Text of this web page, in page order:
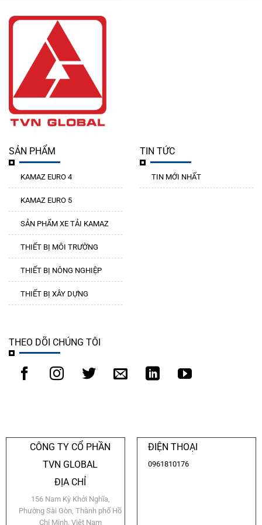
SẢN PHẨM
KAMAZ EURO 4
KAMAZ EURO 5
SẢN PHẨM XE TẢI KAMAZ
THIẾT BỊ MÔI TRƯỜNG
THIẾT BỊ NÔNG NGHIỆP
THIẾT BỊ XÂY DỰNG
TIN TỨC
TIN MỚI NHẤT
THEO DÕI CHÚNG TÔI
CÔNG TY CỔ PHẦN
TVN GLOBAL
ĐỊA CHỈ
156 Nam Kỳ Khởi Nghĩa,
Phường Sài Gòn, Thành phố Hồ
Chí Minh, Việt Nam
ĐIỆN THOẠI
0961810176